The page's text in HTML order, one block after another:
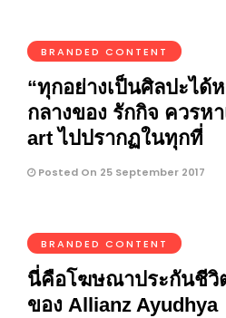
BRANDED CONTENT
“ทุกอย่างเป็นศิลปะได้
กลางของ รักกิจ ควรห
art ไปปรากฏในทุกที่
Posted On 25 September 2017
BRANDED CONTENT
นี่คือโฆษณาประกันชีวิ
ของ Allianz Ayudhya